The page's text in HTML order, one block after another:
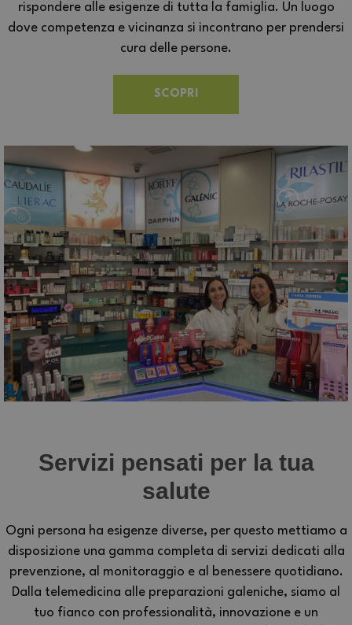
rispondere alle esigenze di tutta la famiglia. Un luogo
dove competenza e vicinanza si incontrano per prendersi
cura delle persone.
SCOPRI
Servizi pensati per la tua
salute
Ogni persona ha esigenze diverse, per questo mettiamo a
disposizione una gamma completa di servizi dedicati alla
prevenzione, al monitoraggio e al benessere quotidiano.
Dalla telemedicina alle preparazioni galeniche, siamo al
tuo fianco con professionalità, innovazione e un